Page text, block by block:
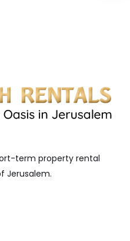
term property rental
Jerusalem.